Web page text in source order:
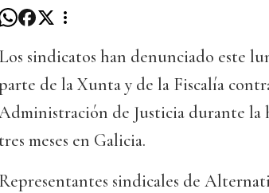
Los sindicatos han denunciado este
de la Xunta y de la Fiscalía
de Justicia durante la
tres meses en Galicia.
Representantes sindicales de